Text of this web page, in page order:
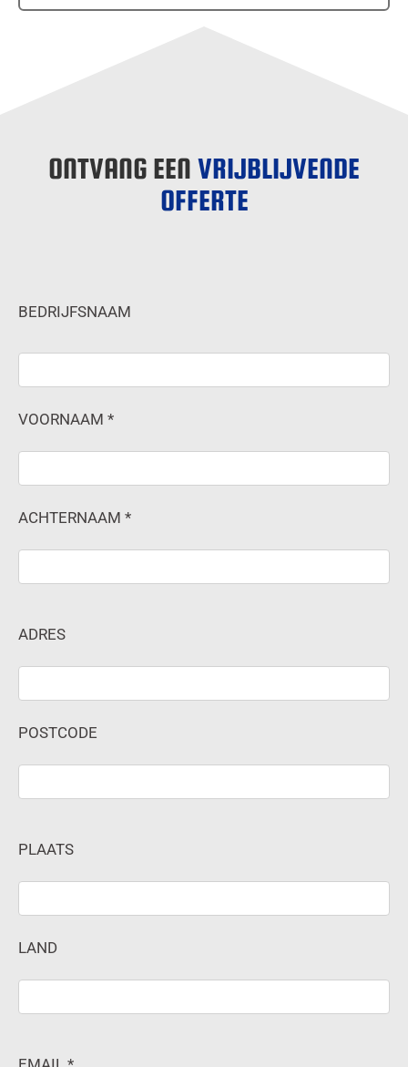
ONTVANG EEN VRIJBLIJVENDE
OFFERTE
BEDRIJFSNAAM
VOORNAAM *
ACHTERNAAM *
ADRES
POSTCODE
PLAATS
LAND